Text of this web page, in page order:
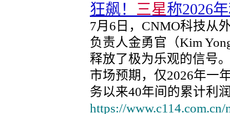
狂飙！ 三星称2026
7月6日，CNMO科技从
负责人金勇官（Kim
释放了极为乐观的信号
市场预期，仅2026年一
务以来40年间的累计利
https://